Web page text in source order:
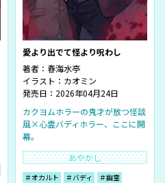
愛より出でて怪より呪わし
著者： 春海水亭
イラスト： カオミン
発売日：2026年04月24日
カクヨムホラーの鬼才が放つ怪談
風×心霊バディホラー、ここに開
幕。
あやかし
＃オカルト ＃バディ
＃幽霊